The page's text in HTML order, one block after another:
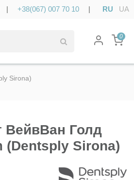
| +38(067) 007 70 10 | RU UA
0
Sirona)
ВейвВан Голд
(Dentsply Sirona)